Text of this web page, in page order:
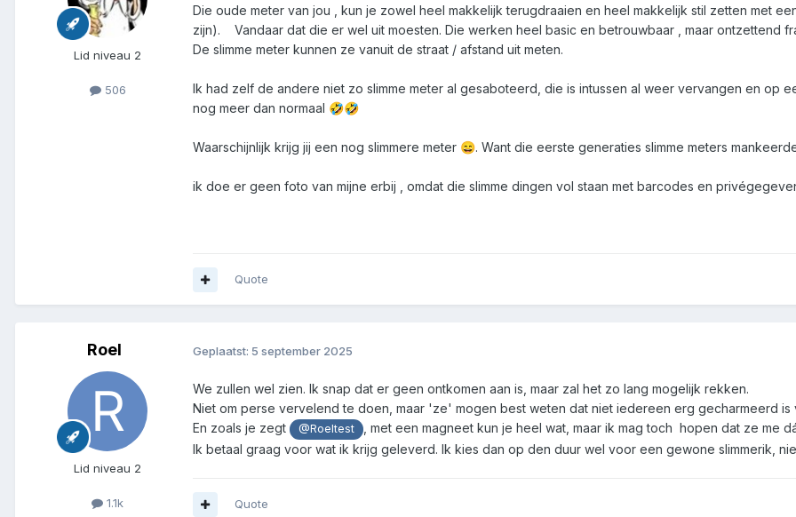
Lid niveau 2
506
Die oude meter van jou , kun je zowel heel makkelijk terugdraaien en heel makkelijk stil zetten met
zijn). Vandaar dat die er wel uit moesten. Die werken heel basic en betrouwbaar , maar ontzettend
De slimme meter kunnen ze vanuit de straat / afstand uit meten.
Ik had zelf de andere niet zo slimme meter al gesaboteerd, die is intussen al weer vervangen en op
nog meer dan normaal 🤣🤣
Waarschijnlijk krijg jij een nog slimmere meter 😄. Want die eerste generaties slimme meters
ik doe er geen foto van mijne erbij , omdat die slimme dingen vol staan met barcodes en
Quote
Roel
Lid niveau 2
1.1k
Geplaatst: 5 september 2025
We zullen wel zien. Ik snap dat er geen ontkomen aan is, maar zal het zo lang mogelijk rekken.
Niet om perse vervelend te doen, maar 'ze' mogen best weten dat niet iedereen erg gecharmeerd
En zoals je zegt
@Roeltest
, met een magneet kun je heel wat, maar ik mag toch hopen dat ze me
Ik betaal graag voor wat ik krijg geleverd. Ik kies dan op den duur wel voor een gewone slimmerik,
Quote